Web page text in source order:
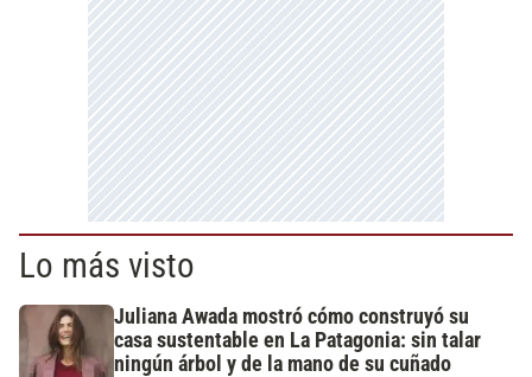
Lo más visto
Juliana Awada mostró cómo construyó su
casa sustentable en La Patagonia: sin talar
ningún árbol y de la mano de su cuñado